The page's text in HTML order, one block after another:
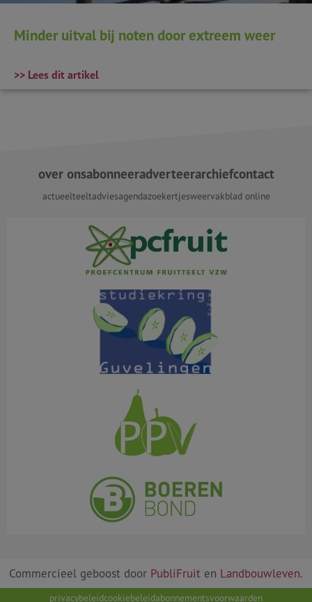
Minder uitval bij noten door extreem weer
>> Lees dit artikel
over onsabonneeradverteerarchiefcontact
actueelteeltadviesagendazoekertjesweervakblad online
Commercieel geboost door PubliFruit en Landbouwleven.
privacybeleidcookiebeleidabonnementsvoorwaarden